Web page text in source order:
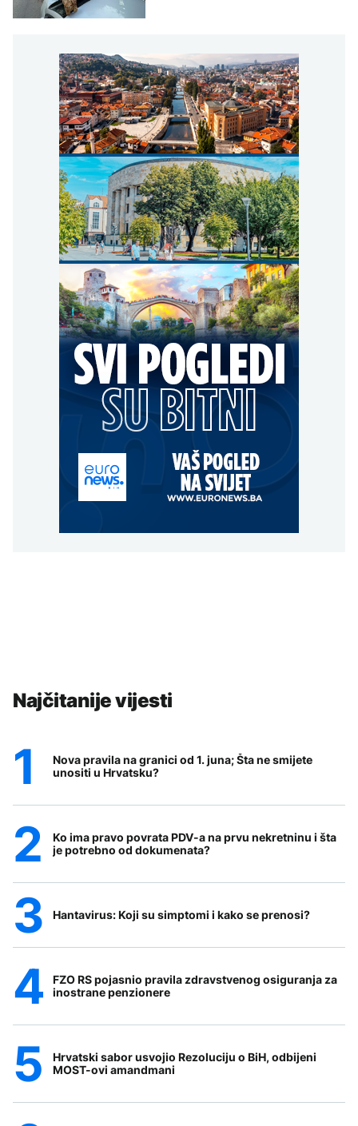
Najčitanije vijesti
Nova pravila na granici od 1. juna; Šta ne smijete
unositi u Hrvatsku?
Ko ima pravo povrata PDV-a na prvu nekretninu i šta
je potrebno od dokumenata?
Hantavirus: Koji su simptomi i kako se prenosi?
FZO RS pojasnio pravila zdravstvenog osiguranja za
inostrane penzionere
Hrvatski sabor usvojio Rezoluciju o BiH, odbijeni
MOST-ovi amandmani